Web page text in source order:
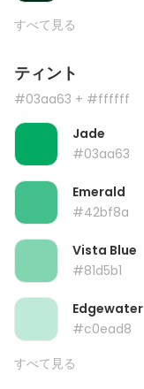
すべて見る
ティント
#03aa63 + #ffffff
Jade
#03aa63
Emerald
#42bf8a
Vista Blue
#81d5b1
Edgewater
#c0ead8
すべて見る